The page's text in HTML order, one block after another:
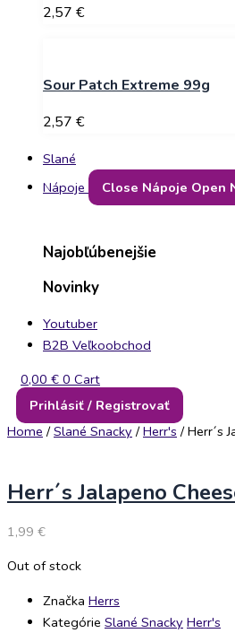
2,57 €
Sour Patch Extreme 99g
2,57 €
Slané
Nápoje
Close Nápoje Open
Najobľúbenejšie
Novinky
Youtuber
B2B Veľkoobchod
0,00 € 0 Cart
Prihlásiť / Registrovať
Home /Slané Snacky /Herr's / Herr´s
Herr´s Jalapeno
1,99 €
Out of stock
Značka Herrs
Kategórie Slané Snacky Herr's